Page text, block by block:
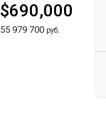
$690,000
55 979 700 руб.